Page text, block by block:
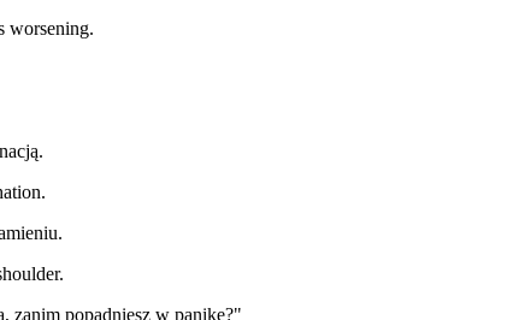
worsening.
zanim popadniesz w panikę?"